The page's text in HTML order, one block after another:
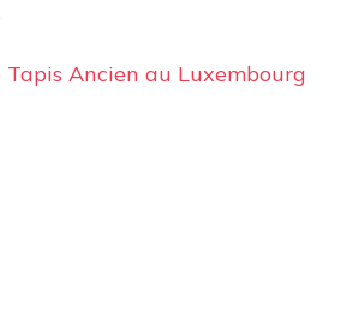
Ancien au Luxembourg